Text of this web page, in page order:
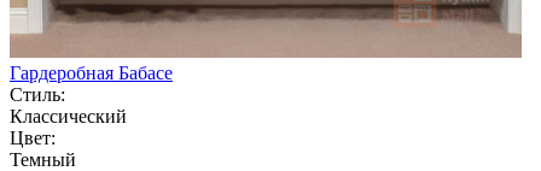
Гардеробная Бабасе
Стиль:
Классический
Цвет:
Темный